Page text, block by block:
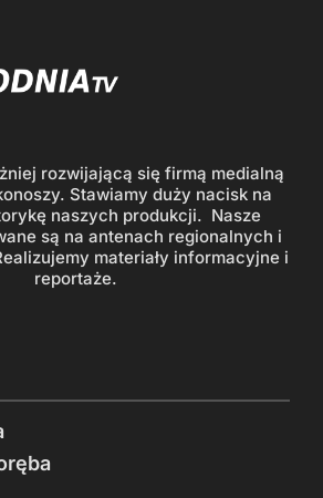
rozwijającą się firmą medialną
Stawiamy duży nacisk na
naszych produkcji. Nasze
są na antenach regionalnych i
materiały informacyjne i
reportaże.